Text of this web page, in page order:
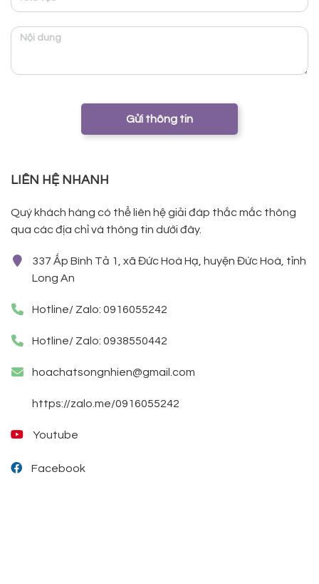
Gửi thông tin
LIÊN HỆ NHANH
Quý khách hàng có thể liên hệ giải đáp thắc mắc thông
qua các địa chỉ và thông tin dưới đây.
337 Ấp Bình Tả 1, xã Đức Hoà Hạ, huyện Đức Hoà, tỉnh
Long An
Hotline/ Zalo: 0916055242
Hotline/ Zalo: 0938550442
hoachatsongnhien@gmail.com
https://zalo.me/0916055242
Youtube
Facebook